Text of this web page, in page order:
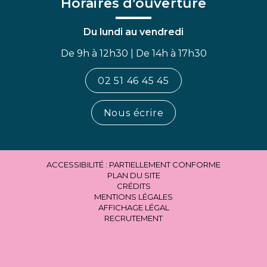
Horaires d’ouverture
Du lundi au vendredi
De 9h à 12h30 | De 14h à 17h30
02 51 46 45 45
Nous écrire
ACCESSIBILITÉ : PARTIELLEMENT CONFORME
PLAN DU SITE
CRÉDITS
MENTIONS LÉGALES
AFFICHAGE LÉGAL
RECRUTEMENT